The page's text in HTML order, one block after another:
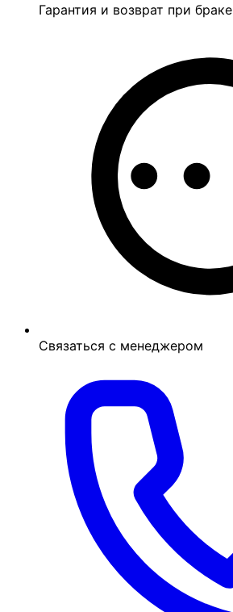
Гарантия и возврат при браке
Связаться с менеджером